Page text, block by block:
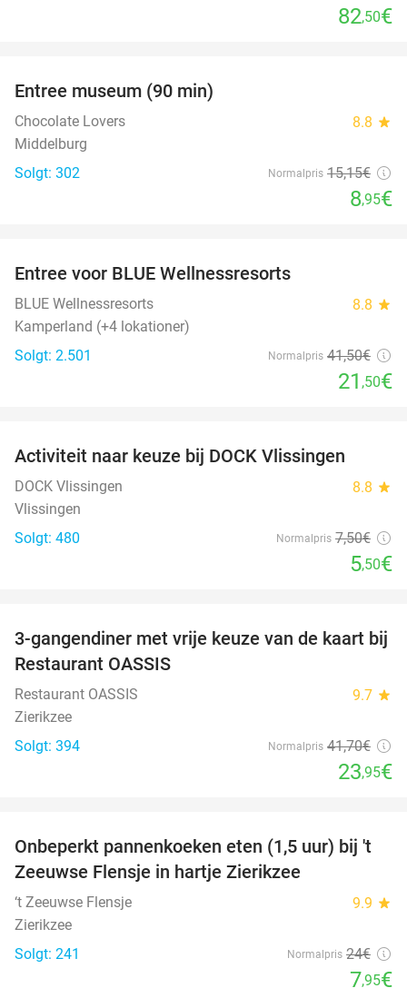
82,50€
Entree museum (90 min)
Chocolate Lovers 8.8 star
Middelburg
Solgt: 302
Normalpris 15,15€
8,95€
Entree voor BLUE Wellnessresorts
BLUE Wellnessresorts 8.8 star
Kamperland (+4 lokationer)
Solgt: 2.501
Normalpris 41,50€
21 ,50€
Activiteit naar keuze bij DOCK Vlissingen
DOCK Vlissingen 8.8 star
Vlissingen
Solgt: 480
Normalpris 7,50€
5,50€
43%
3-gangendiner met vrije keuze van de kaart bij
Restaurant OASSIS
Restaurant OASSIS 9.7 star
Zierikzee
Solgt: 394
Normalpris 41,70€
23,95€
67%
Onbeperkt pannenkoeken eten (1,5 uur) bij 't
Zeeuwse Flensje in hartje Zierikzee
‘t Zeeuwse Flensje 9.9 star
Zierikzee
Solgt: 241
Normalpris 24€
7,95€